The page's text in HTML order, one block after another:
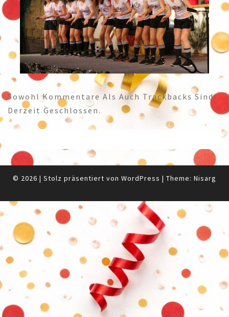
Sowohl Kommentare Als Auch Trackbacks Sind
Derzeit Geschlossen.
© 2026 | Stolz präsentiert von WordPress | Theme: Nisarg